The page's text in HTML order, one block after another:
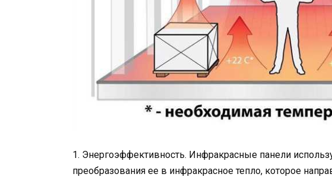
1. Энергоэффективность. Инфракрасные панели
преобразования ее в инфракрасное тепло, которое